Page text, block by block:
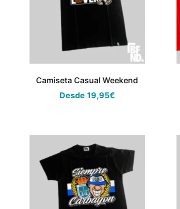
Camiseta Casual Weekend
Desde 19,95€